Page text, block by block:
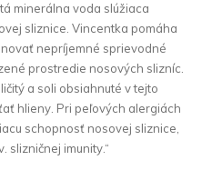
minerálna voda slúžiaca
sliznice. Vincentka pomáha
nepríjemné sprievodné
prostredie nosových slizníc.
a soli obsiahnuté v tejto
hlieny. Pri peľových alergiách
schopnosť nosovej sliznice,
slizničnej imunity.“